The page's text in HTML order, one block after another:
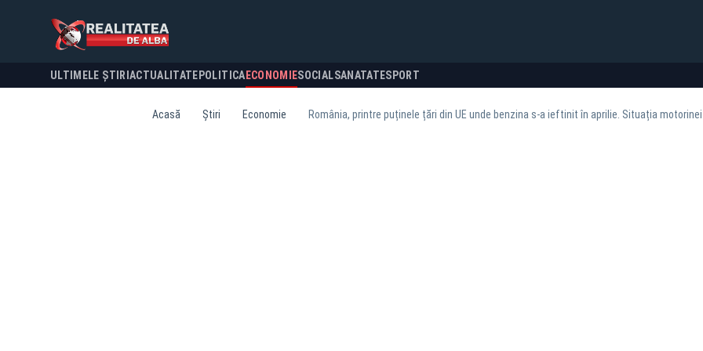
ULTIMELE ȘTIRI ACTUALITATE POLITICA ECONOMIESOCIALSANATATESPORT
Acasă Știri Economie România, printre puținele țări din UE unde benzina s-a ieftinit în aprilie. Situația motorinei